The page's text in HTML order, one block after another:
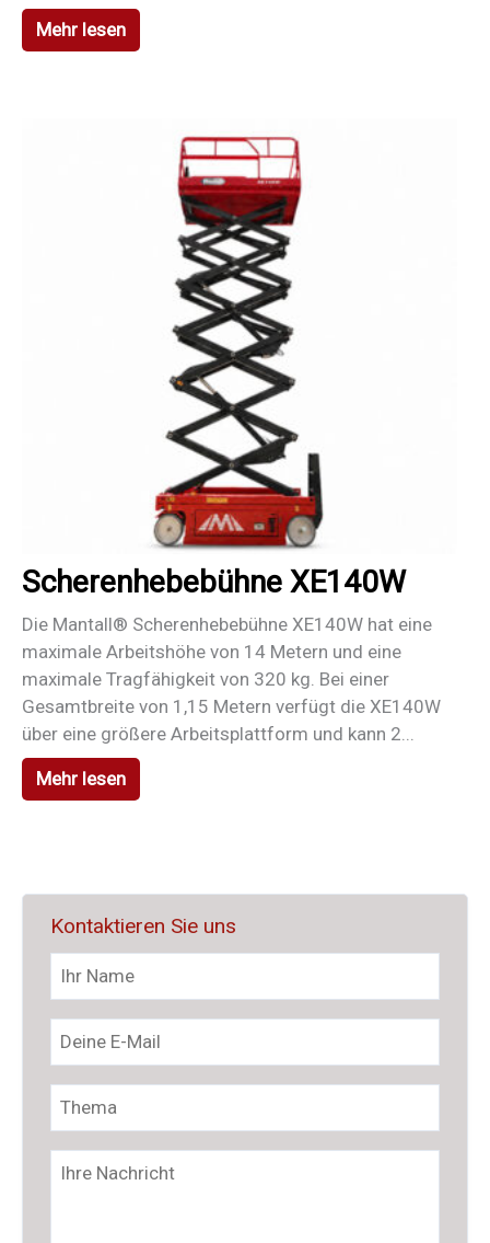
Mehr lesen
Scherenhebebühne XE140W
Die Mantall® Scherenhebebühne XE140W hat eine
maximale Arbeitshöhe von 14 Metern und eine
maximale Tragfähigkeit von 320 kg. Bei einer
Gesamtbreite von 1,15 Metern verfügt die XE140W
über eine größere Arbeitsplattform und kann 2...
Mehr lesen
Kontaktieren Sie uns